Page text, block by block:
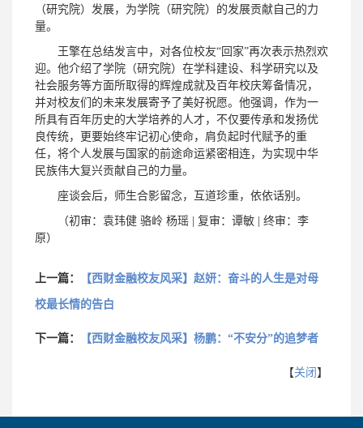
（研究院）发展，为学院（研究院）的发展贡献自己的力
量。
王擎在总结发言中，对各位校友“回家”再次表示热烈欢
迎。他介绍了学院（研究院）在学科建设、科学研究以及
社会服务等方面所取得的辉煌成就及百年校庆筹备情况，
并对校友们的未来发展寄予了美好祝愿。他强调，作为一
所具有百年历史的大学培养的人才，不仅要传承和发扬优
良传统，更要始终牢记初心使命，肩负起时代赋予的重
任，将个人发展与国家的前途命运紧密相连，为实现中华
民族伟大复兴贡献自己的力量。
座谈会后，师生合影留念，互道珍重，依依话别。
（初审：袁玮健 骆岭 杨瑶 | 复审：谭敏 | 终审：李
原）
上一篇： 【西财金融校友风采】赵妍：奋斗的人生是对母
校最长情的告白
下一篇： 【西财金融校友风采】杨鹏：“不安分”的追梦者
【关闭 】